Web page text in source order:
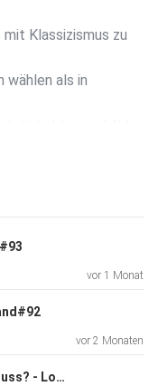
Klassizismus zu
wählen als in
Lobbyrepublik!
NEU: Jeden
Events:
jetzt! Lobbyland:
lobbylandDE
Unser Podcast-
vor 1 Monat
vor 2 Monaten
Zivilgesellschaft unter Beschuss? - Lobbyland#91